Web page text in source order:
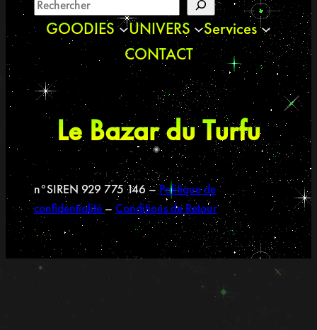
GOODIES UNIVERS
Services
CONTACT
Le Bazar du Turfu
n°SIREN 929 775 146 –Politique de
confidentialité –Conditions de Retour